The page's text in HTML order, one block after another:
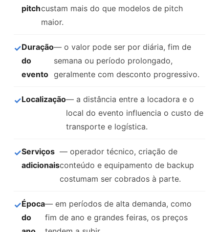
pitchcustam mais do que modelos de pitch
maior.
Duração
do
evento
— o valor pode ser por diária, fim de
semana ou período prolongado,
geralmente com desconto progressivo.
Localização— a distância entre a locadora e o
local do evento influencia o custo de
transporte e logística.
Serviços
adicionais
— operador técnico, criação de
conteúdo e equipamento de backup
costumam ser cobrados à parte.
Época
do
— em períodos de alta demanda, como
fim de ano e grandes feiras, os preços